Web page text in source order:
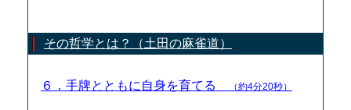
その哲学とは？（土田の麻雀道）
６．手牌とともに自身を育てる （約4分20秒）